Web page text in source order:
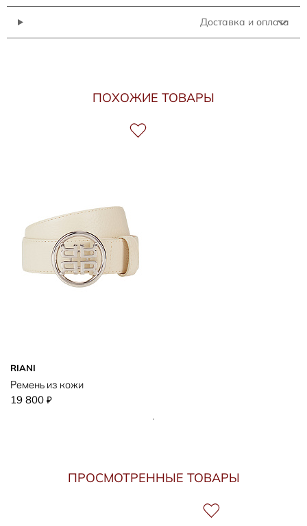
Доставка и оплата
ПОХОЖИЕ ТОВАРЫ
RIANI
Ремень из кожи
19 800 ₽
ПРОСМОТРЕННЫЕ ТОВАРЫ